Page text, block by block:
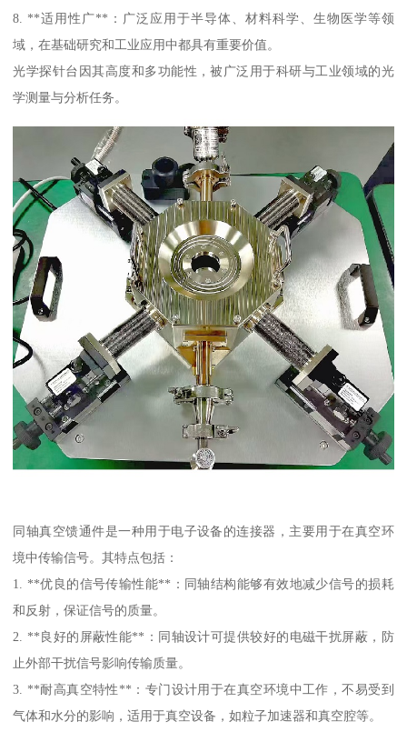
8. **适用性广**：广泛应用于半导体、材料科学、生物医学等领
域，在基础研究和工业应用中都具有重要价值。
光学探针台因其高度和多功能性，被广泛用于科研与工业领域的光
学测量与分析任务。
同轴真空馈通件是一种用于电子设备的连接器，主要用于在真空环
境中传输信号。其特点包括：
1. **优良的信号传输性能**：同轴结构能够有效地减少信号的损耗
和反射，保证信号的质量。
2. **良好的屏蔽性能**：同轴设计可提供较好的电磁干扰屏蔽，防
止外部干扰信号影响传输质量。
3. **耐高真空特性**：专门设计用于在真空环境中工作，不易受到
气体和水分的影响，适用于真空设备，如粒子加速器和真空腔等。